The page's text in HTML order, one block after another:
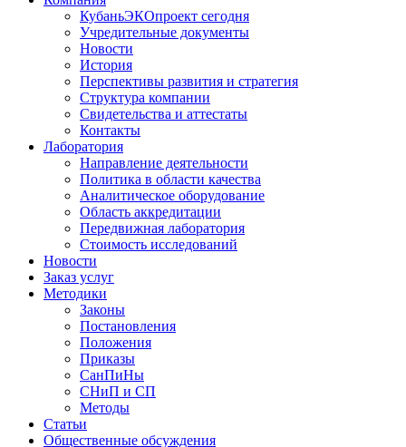
КубаньЭКОпроект сегодня
Учредительные документы
Новости
История
Перспективы развития и стратегия
Структура компании
Свидетельства и аттестаты
Контакты
Лаборатория
Направление деятельности
Политика в области качества
Аналитическое оборудование
Область аккредитации
Передвижная лаборатория
Стоимость исследований
Новости
Заказ услуг
Методики
Законы
Постановления
Положения
Приказы
СанПиНы
СНиП и СП
Методы
Статьи
Общественные обсуждения